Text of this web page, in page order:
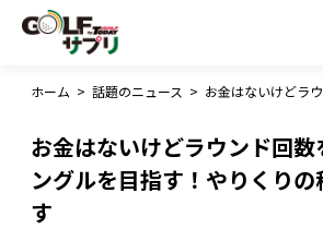
ホーム > 話題のニュース >
お金はないけどラウンド回数
ングルを目指す！やりくりの
す